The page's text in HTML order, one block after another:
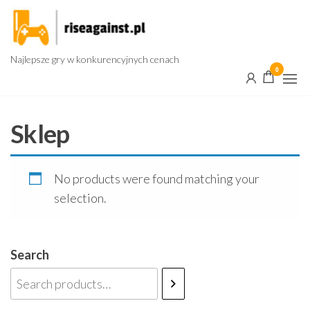
Przejdź
treści
Najlepsze gry w konkurencyjnych cenach
0
Sklep
No products were found matching your
selection.
Search